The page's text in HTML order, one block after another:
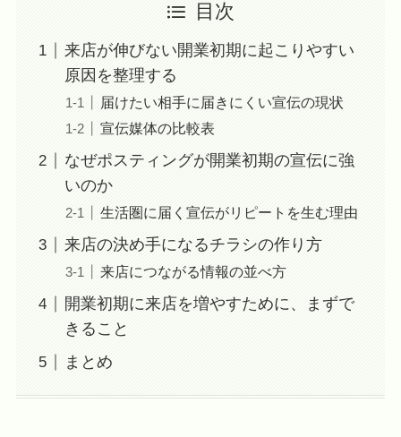
目次
来店が伸びない開業初期に起こりやすい
原因を整理する
届けたい相手に届きにくい宣伝の現状
宣伝媒体の比較表
なぜポスティングが開業初期の宣伝に強
いのか
生活圏に届く宣伝がリピートを生む理由
来店の決め手になるチラシの作り方
来店につながる情報の並べ方
開業初期に来店を増やすために、まずで
きること
まとめ